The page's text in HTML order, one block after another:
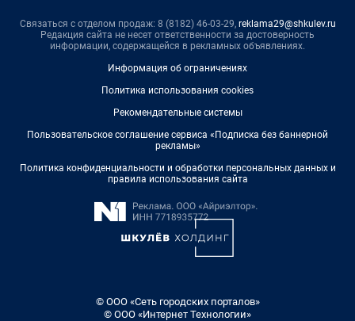
Связаться с отделом продаж: 8 (8182) 46-03-29, reklama29@shkulev.ru
Редакция сайта не несет ответственности за достоверность
информации, содержащейся в рекламных объявлениях.
Информация об ограничениях
Политика использования cookies
Рекомендательные системы
Пользовательское соглашение сервиса «Подписка без баннерной
рекламы»
Политика конфиденциальности и обработки персональных данных и
правила использования сайта
© ООО «Сеть городских порталов»
© ООО «Интернет Технологии»